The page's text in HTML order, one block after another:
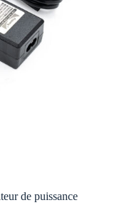
de puissance